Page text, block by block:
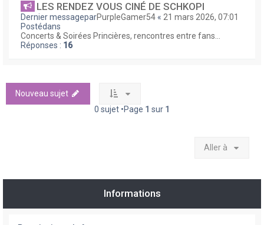
LES RENDEZ VOUS CINÉ DE SCHKOPI
Dernier messageparPurpleGamer54 « 21 mars 2026, 07:01
Postédans
Concerts & Soirées Princières, rencontres entre fans...
Réponses : 16
Nouveau sujet
0 sujet •Page 1 sur 1
Aller à
Informations